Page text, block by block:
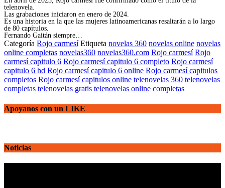
telenovela.
Las grabaciones iniciaron en enero de 2024.
Es una historia en la que las mujeres latinoamericanas resaltarán a lo largo
de 80 capítulos.
Fernando Gaitán siempre…
Categoría Rojo carmesí Etiqueta novelas 360 novelas online novelas
online completas novelas360 novelas360.com Rojo carmesí Rojo
carmesí capitulo 6 Rojo carmesí capitulo 6 completo Rojo carmesí
capitulo 6 hd Rojo carmesí capitulo 6 online Rojo carmesí capitulos
completos Rojo carmesí capitulos online telenovelas 360 telenovelas
completas telenovelas gratis telenovelas online completas
Apoyanos con un LIKE
Noticias